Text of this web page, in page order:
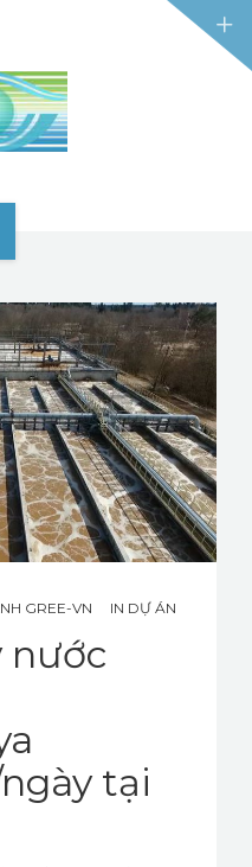
GREE-VN IN DỰ ÁN
nước
tại